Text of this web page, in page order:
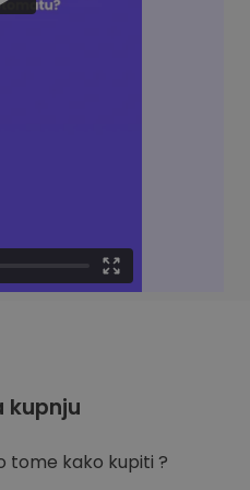
kupnju
tome kako kupiti ?